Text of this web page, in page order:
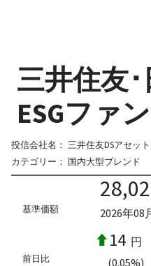
三井住友
ESGファ
投信会社名： 三井住友DSアセッ
カテゴリー： 国内大型ブレンド
基準価額
2026年08
前日比
14 円
(0.05%)